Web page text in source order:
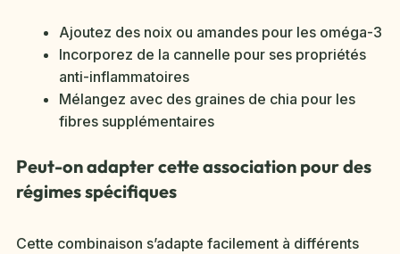
Ajoutez des noix ou amandes pour les oméga-3
Incorporez de la cannelle pour ses propriétés
anti-inflammatoires
Mélangez avec des graines de chia pour les
fibres supplémentaires
Peut-on adapter cette association pour des
régimes spécifiques
Cette combinaison s’adapte facilement à différents